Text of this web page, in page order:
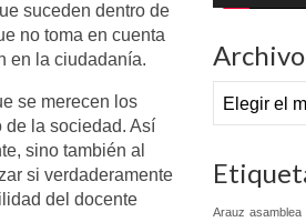
suceden dentro de
no toma en cuenta
en la ciudadanía.
se merecen los
de la sociedad. Así
sino también al
si verdaderamente
del docente
Archivo
Archivo
Arauz asamblea